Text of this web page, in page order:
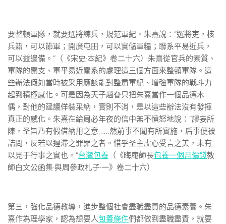
要整頓軍隊，就要選將練兵，規范軍紀。朱熹說：“選將吏，核
兵籍，可以節軍；開廣屯田，可以實儲軍糧；聯系平易近兵，
可以益邊備。”（《宋史·本紀》卷二十六）朱熹從官兵的素質、
軍隊的開支、軍平易近關系的處理這三個方面來整頓軍隊。這
些辦法假如當時被采用應該能對整肅軍紀、增強軍隊的戰斗力
起到積極感化。可是因為天子趙眘只把朱熹當作一個品德木
偶，對他的建議佯裝采納，實則不消，是以這些辦法沒有發揮
真正的感化。朱熹在給周必年夜的信中無不憤怒地說：“謬妄所
陳，圣旨乃有假借納用之意……然前事不聞有所實施，后事便被
詰問，反若以遲滯之罪罪之者。惜乎圣主虛心受言之美，未有
以見于行事之實也。”台灣包養 （《晦庵師長包養一個月價錢教
師白文公函集·與周參政札子·一》卷二十六）
第三，強化品德教導，進步整個社會盡職盡責的品德素養。朱
熹作為理學家，認為想要人包養條件們都做到盡職盡責，就要